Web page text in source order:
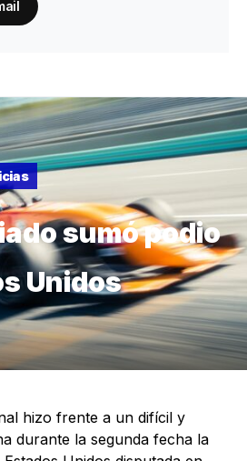
sumó podio
Unidos
hizo frente a un difícil y
durante la segunda fecha la